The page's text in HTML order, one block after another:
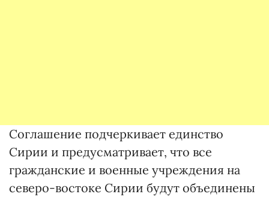
Соглашение подчеркивает единство
Сирии и предусматривает, что все
гражданские и военные учреждения на
северо-востоке Сирии будут объединены